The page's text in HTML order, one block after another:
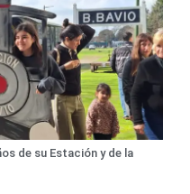
de su Estación y de la